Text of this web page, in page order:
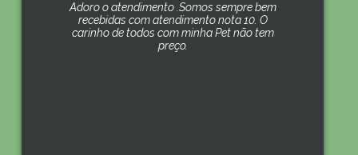
Adoro o atendimento .Somos sempre bem
recebidas com atendimento nota 10. O
carinho de todos com minha Pet não tem
preço.